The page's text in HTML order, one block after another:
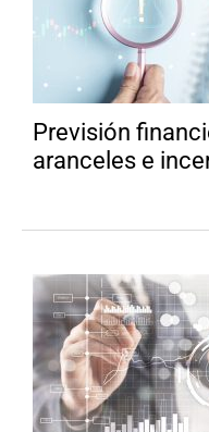
Previsión
aranceles e